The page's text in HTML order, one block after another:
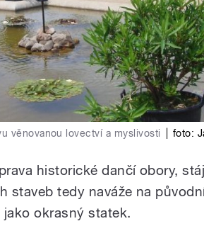
věnovanou lovectví a myslivosti foto:
historické dančí obory,
staveb tedy naváže na
okrasný statek.